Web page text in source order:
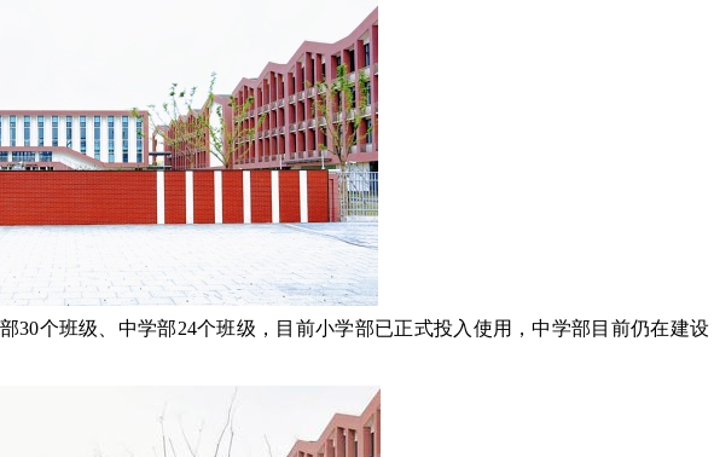
30个班级、中学部24个班级，目前小学部已正式投入使用，中学部目前仍在建设